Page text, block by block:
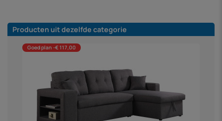
Producten uit dezelfde categorie
Goed plan -€ 117,00